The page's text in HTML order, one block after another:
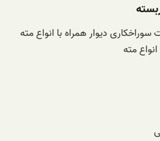
دیوار همراه با انواع مته
مته